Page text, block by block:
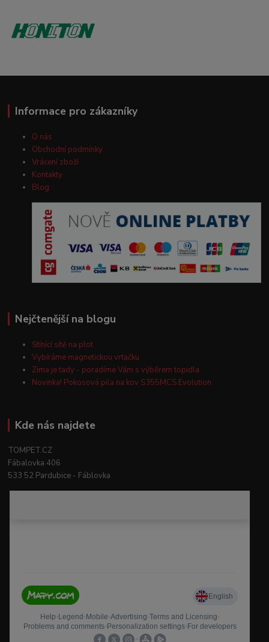
Informace pro zákazníky
O nás
Obchodní podmínky
Vrácení zboží
Kontakty
Blog
Nejčtenější na blogu
Stínící sítě na plot
Vybíráme magnetickou vrtačku
Zima je tady - poradíme Vám s výběrem topidla
Novinka! Pokosová pila na kov S355MCS Evolution
Kde nás najdete
TOMPET.CZ
Fábalovka 406
533 52 Pardubice - Fáblovka